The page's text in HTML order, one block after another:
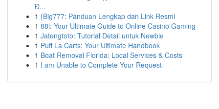
Đ...
1 {Big777: Panduan Lengkap dan Link Resmi
1 88i: Your Ultimate Guide to Online Casino Gaming
1 Jatengtoto: Tutorial Detail untuk Newbie
1 Puff La Carts: Your Ultimate Handbook
1 Boat Removal Florida: Local Services & Costs
1 I am Unable to Complete Your Request